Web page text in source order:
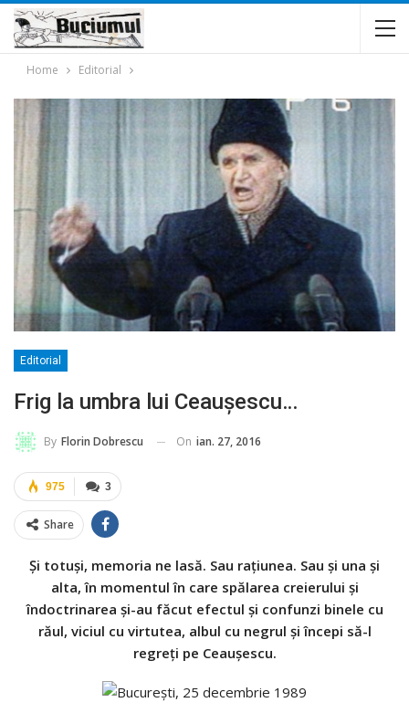
Home Editorial
Editorial
Frig la umbra lui Ceauşescu…
By Florin Dobrescu On ian. 27, 2016
3
975
Share
Şi totuşi, memoria ne lasă. Sau raţiunea. Sau şi una şi
alta, în momentul în care spălarea creierului şi
îndoctrinarea şi-au făcut efectul şi confunzi binele cu
răul, viciul cu virtutea, albul cu negrul şi începi să-l
regreţi pe Ceauşescu.